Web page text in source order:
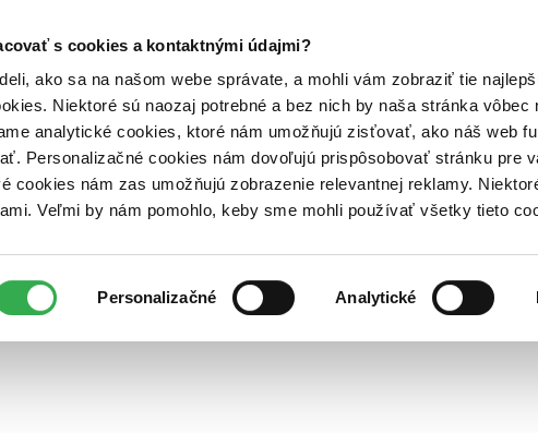
s cookies a kontaktnými údajmi?
ako sa na našom webe správate, a mohli vám zobraziť tie
Niektoré sú naozaj potrebné a bez nich by naša stránka vôbec
analytické cookies, ktoré nám umožňujú zisťovať, ako náš web
Personalizačné cookies nám dovoľujú prispôsobovať stránku pre
cookies nám zas umožňujú zobrazenie relevantnej reklamy.
Veľmi by nám pomohlo, keby sme mohli používať všetky tieto
Personalizačné Analytické
Kontakt